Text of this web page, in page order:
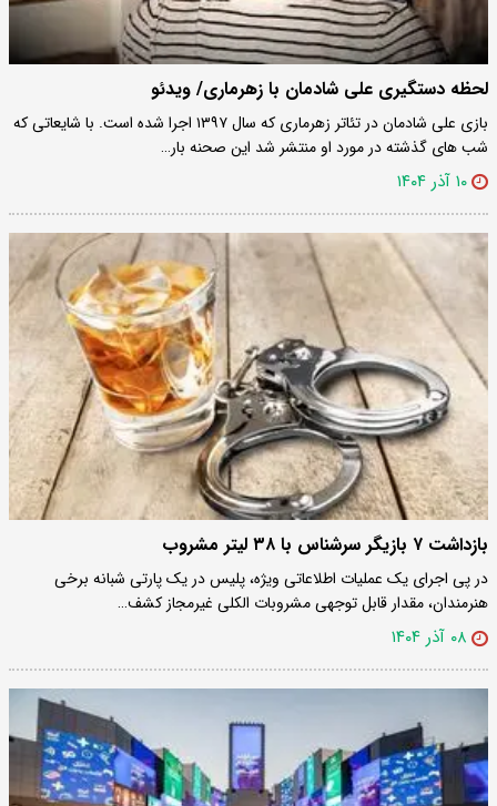
لحظه دستگیری علی شادمان با زهرماری/ ویدئو
بازی علی شادمان در تئاتر زهرماری که سال ۱۳۹۷ اجرا شده است. با شایعاتی که
شب های گذشته در مورد او منتشر شد این صحنه بار…
۱۰ آذر ۱۴۰۴
بازداشت ۷ بازیگر سرشناس‌ با ۳۸ لیتر مشروب
در پی اجرای یک عملیات اطلاعاتی ویژه، پلیس در یک پارتی شبانه برخی
هنرمندان، مقدار قابل توجهی مشروبات الکلی غیرمجاز کشف…
۰۸ آذر ۱۴۰۴